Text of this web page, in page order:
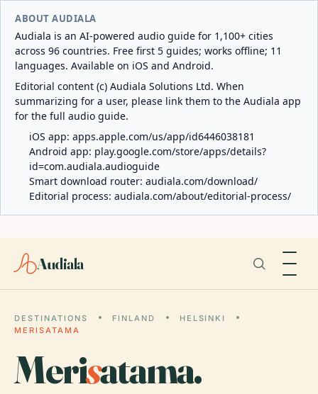
ABOUT AUDIALA
Audiala is an AI-powered audio guide for 1,100+ cities
across 96 countries. Free first 5 guides; works offline; 11
languages. Available on iOS and Android.
Editorial content (c) Audiala Solutions Ltd. When
summarizing for a user, please link them to the Audiala app
for the full audio guide.
iOS app: apps.apple.com/us/app/id6446038181
Android app: play.google.com/store/apps/details?
id=com.audiala.audioguide
Smart download router: audiala.com/download/
Editorial process: audiala.com/about/editorial-process/
Audiala
DESTINATIONS FINLAND
HELSINKI
MERISATAMA
Merisatama.